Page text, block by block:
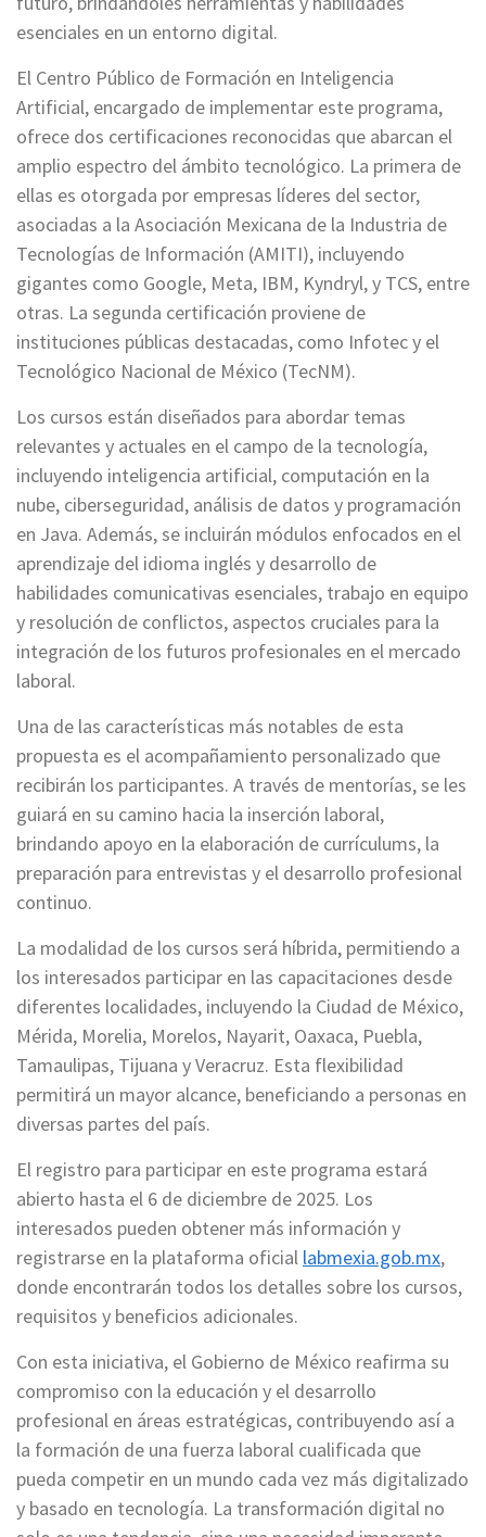
esenciales en un entorno digital.
El Centro Público de Formación en Inteligencia
Artificial, encargado de implementar este programa,
ofrece dos certificaciones reconocidas que abarcan el
amplio espectro del ámbito tecnológico. La primera de
ellas es otorgada por empresas líderes del sector,
asociadas a la Asociación Mexicana de la Industria de
Tecnologías de Información (AMITI), incluyendo
gigantes como Google, Meta, IBM, Kyndryl, y TCS, entre
otras. La segunda certificación proviene de
instituciones públicas destacadas, como Infotec y el
Tecnológico Nacional de México (TecNM).
Los cursos están diseñados para abordar temas
relevantes y actuales en el campo de la tecnología,
incluyendo inteligencia artificial, computación en la
nube, ciberseguridad, análisis de datos y programación
en Java. Además, se incluirán módulos enfocados en el
aprendizaje del idioma inglés y desarrollo de
habilidades comunicativas esenciales, trabajo en equipo
y resolución de conflictos, aspectos cruciales para la
integración de los futuros profesionales en el mercado
laboral.
Una de las características más notables de esta
propuesta es el acompañamiento personalizado que
recibirán los participantes. A través de mentorías, se les
guiará en su camino hacia la inserción laboral,
brindando apoyo en la elaboración de currículums, la
preparación para entrevistas y el desarrollo profesional
continuo.
La modalidad de los cursos será híbrida, permitiendo a
los interesados ​​participar en las capacitaciones desde
diferentes localidades, incluyendo la Ciudad de México,
Mérida, Morelia, Morelos, Nayarit, Oaxaca, Puebla,
Tamaulipas, Tijuana y Veracruz. Esta flexibilidad
permitirá un mayor alcance, beneficiando a personas en
diversas partes del país.
El registro para participar en este programa estará
abierto hasta el 6 de diciembre de 2025. Los
interesados ​​pueden obtener más información y
registrarse en la plataforma oficial labmexia.gob.mx,
donde encontrarán todos los detalles sobre los cursos,
requisitos y beneficios adicionales.
Con esta iniciativa, el Gobierno de México reafirma su
compromiso con la educación y el desarrollo
profesional en áreas estratégicas, contribuyendo así a
la formación de una fuerza laboral cualificada que
pueda competir en un mundo cada vez más digitalizado
y basado en tecnología. La transformación digital no